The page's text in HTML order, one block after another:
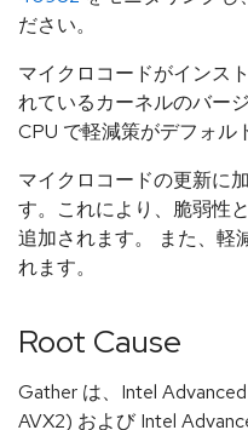
ださい。
マイクロコードがインス
れているカーネルのバー
CPU で軽減策がデフォル
マイクロコードの更新に
す。これにより、脆弱性
追加されます。 また、軽
れます。
Root Cause
Gather は、Intel
AVX2) および Intel